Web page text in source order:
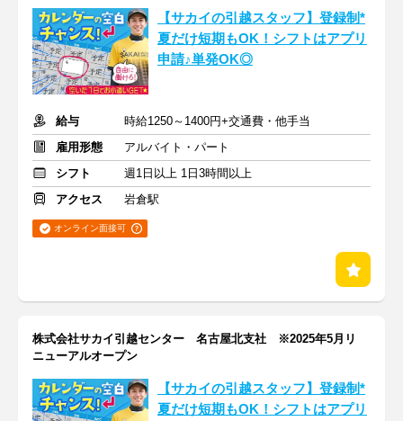
【サカイの引越スタッフ】登録制*
夏だけ短期もOK！シフトはアプリ
申請♪単発OK◎
給与
時給1250～1400円+交通費・他手当
雇用形態
アルバイト・パート
シフト
週1日以上 1日3時間以上
アクセス
岩倉駅
オンライン面接可
株式会社サカイ引越センター 名古屋北支社 ※2025年5月リ
ニューアルオープン
【サカイの引越スタッフ】登録制*
夏だけ短期もOK！シフトはアプリ